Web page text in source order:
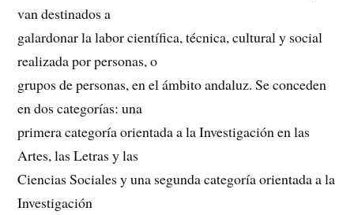
van destinados a
galardonar la labor científica, técnica, cultural y social
realizada por personas, o
grupos de personas, en el ámbito andaluz. Se conceden
en dos categorías: una
primera categoría orientada a la Investigación en las
Artes, las Letras y las
Ciencias Sociales y una segunda categoría orientada a la
Investigación